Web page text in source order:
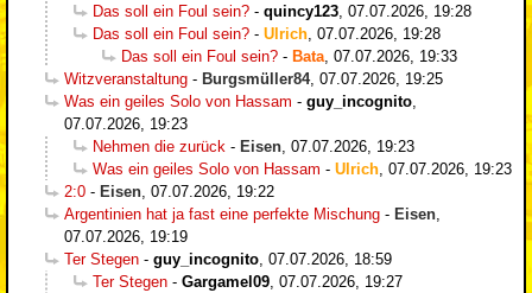
Das soll ein Foul sein? - quincy123, 07.07.2026, 19:28
Das soll ein Foul sein? - Ulrich, 07.07.2026, 19:28
Das soll ein Foul sein? - Bata, 07.07.2026, 19:33
Witzveranstaltung - Burgsmüller84, 07.07.2026, 19:25
Was ein geiles Solo von Hassam - guy_incognito,
07.07.2026, 19:23
Nehmen die zurück - Eisen, 07.07.2026, 19:23
Was ein geiles Solo von Hassam - Ulrich, 07.07.2026, 19:23
2:0 - Eisen, 07.07.2026, 19:22
Argentinien hat ja fast eine perfekte Mischung - Eisen,
07.07.2026, 19:19
Ter Stegen - guy_incognito, 07.07.2026, 18:59
Ter Stegen - Gargamel09, 07.07.2026, 19:27